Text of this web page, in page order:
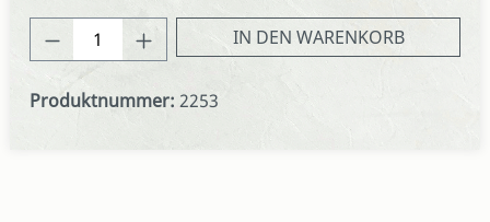
Produkt Anzahl: Gib denIN DEN WARENKORB
Produktnummer: 2253